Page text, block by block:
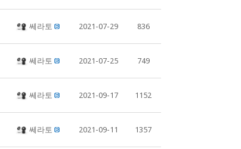
쎄라토 2021-07-29 836
쎄라토 2021-07-25 749
쎄라토 2021-09-17 1152
쎄라토 2021-09-11 1357